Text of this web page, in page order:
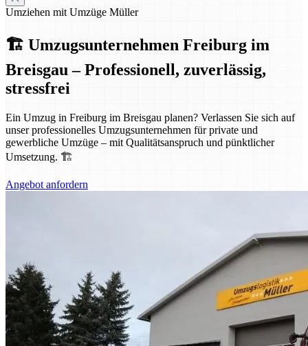
Umziehen mit Umzüge Müller
🏗️ Umzugsunternehmen Freiburg im
Breisgau – Professionell, zuverlässig,
stressfrei
Ein Umzug in Freiburg im Breisgau planen? Verlassen Sie sich auf
unser professionelles Umzugsunternehmen für private und
gewerbliche Umzüge – mit Qualitätsanspruch und pünktlicher
Umsetzung. 🏗️
Angebot anfordern